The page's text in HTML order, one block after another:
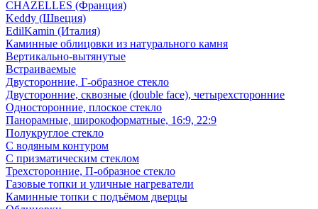
CHAZELLES (Франция)
Keddy (Швеция)
EdilKamin (Италия)
Каминные облицовки из натурального камня
Вертикально-вытянутые
Встраиваемые
Двусторонние, Г-образное стекло
Двусторонние, сквозные (double face), четырехсторонние
Односторонние, плоское стекло
Панорамные, широкоформатные, 16:9, 22:9
Полукруглое стекло
С водяным контуром
С призматическим стеклом
Трехсторонние, П-образное стекло
Газовые топки и уличные нагреватели
Каминные топки с подъёмом дверцы